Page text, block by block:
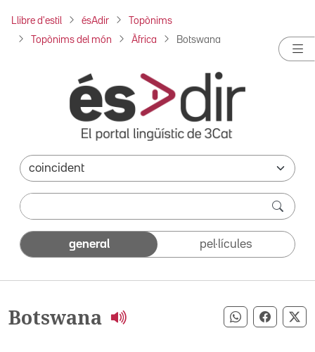
Llibre d'estil ésAdir Topònims
Topònims del món Àfrica Botswana
general pel·lícules
Botswana Compartir